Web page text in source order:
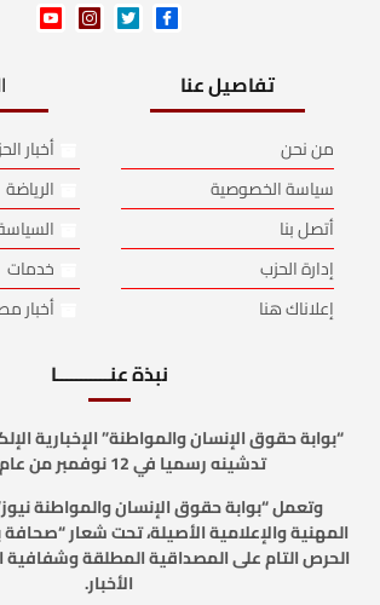
تفاصيل عنا
من نحن
سياسة الخصوصية
أتصل بنا
إدارة الحزب
إعلاناك هنا
أخبار
الرياضة
خدمات
أخبار
نبذة عنـــــــــــا
“بوابة حقوق الإنسان والمواطنة” الإخبارية
تدشينه رسميا في 12 نوفمبر من عام 2024.
وتعمل “بوابة حقوق الإنسان والمواطنة
المهنية والإعلامية الأصيلة، تحت شعار
الحرص التام على المصداقية المطلقة
الأخبار.